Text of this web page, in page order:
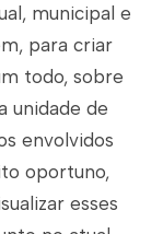
municipal e
para criar
todo, sobre
unidade de
envolvidos
oportuno,
esses